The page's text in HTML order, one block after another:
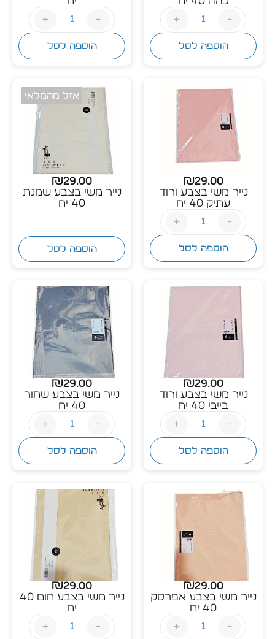
-
+
הוספה לסל
-
+
הוספה לסל
₪29.00
נייר משי בצבע ורוד
עתיק 40 יח
-
+
הוספה לסל
₪29.00
נייר משי בצבע שמנת
40 יח
הוספה לסל
אזל מהמלאי
₪29.00
נייר משי בצבע ורוד
בייבי 40 יח
-
+
הוספה לסל
₪29.00
נייר משי בצבע שחור
40 יח
-
+
הוספה לסל
₪29.00
נייר משי בצבע אפרסק
40 יח
-
+
₪29.00
נייר משי בצבע חום 40
יח
-
+